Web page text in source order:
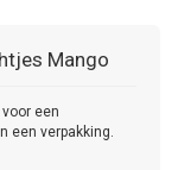
Mango
een
een verpakking.